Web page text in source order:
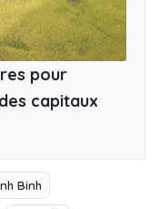
pour
capitaux
Binh